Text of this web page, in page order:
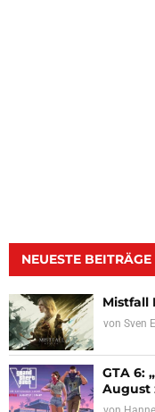
NEUESTE BEITRÄGE
Mistfall
von Sven
GTA 6:
August